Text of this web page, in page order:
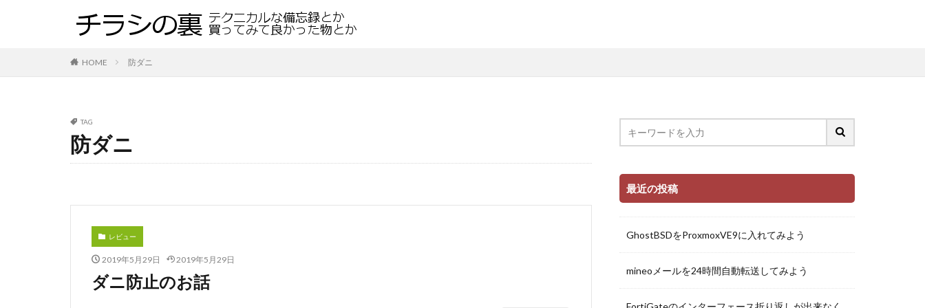
HOME 防ダニ
TAG
防ダニ
レビュー
2019年5月29日 2019年5月29日
ダニ防止のお話
最近の投稿
GhostBSDをProxmoxVE9に入れてみよう
mineoメールを24時間自動転送してみよう